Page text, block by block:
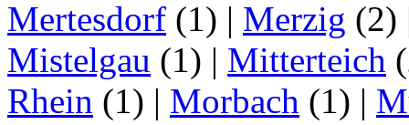
Mertesdorf (1) | Merzig (2)
Mistelgau (1) | Mitterteich
Rhein (1) | Morbach (1) |